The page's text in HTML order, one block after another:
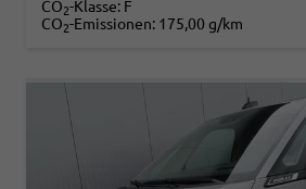
CO2-Klasse: F
CO2-Emissionen: 175,00 g/km